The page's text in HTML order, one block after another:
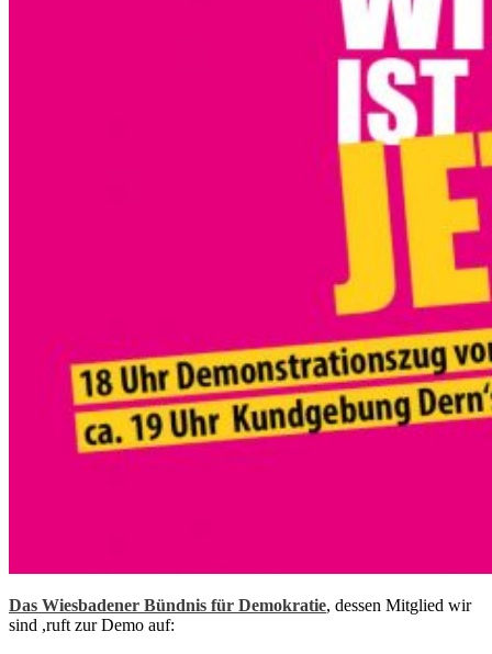
Das Wiesbadener Bündnis für Demokratie, dessen Mitglied wir
sind ,ruft zur Demo auf: